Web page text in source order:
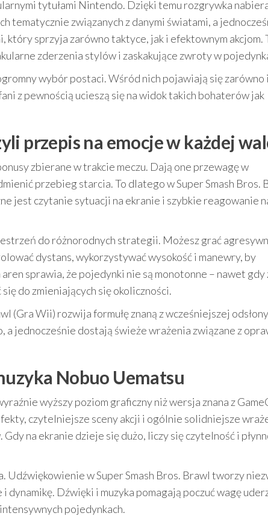
tytułami Nintendo. Dzięki temu rozgrywka
tematycznie związanych z danymi światami, a
sprzyja zarówno taktyce, jak i efektownym akcjom.
zderzenia stylów i zaskakujące zwroty w
wybór postaci. Wśród nich pojawiają się zarówno
z pewnością ucieszą się na widok takich bohaterów jak
przepis na emocje w każdej
zbierane w trakcie meczu. Dają one przewagę w
przebieg starcia. To dlatego w Super Smash Bros.
jest czytanie sytuacji na ekranie i szybkie reagowanie
do różnorodnych strategii. Możesz grać
dystans, wykorzystywać wysokość i manewry, by
sprawia, że pojedynki nie są monotonne – nawet gdy
do zmieniających się okoliczności.
(Gra Wii) rozwija formułę znaną z wcześniejszej odsłony
jednocześnie dostają świeże wrażenia związane z
Nobuo Uematsu
wyższy poziom graficzny niż wersja znana z
czytelniejsze sceny akcji i ogólnie solidniejsze
na ekranie dzieje się dużo, liczy się czytelność i
w Super Smash Bros. Brawl tworzy
Dźwięki i muzyka pomagają poczuć wagę
pojedynkach.